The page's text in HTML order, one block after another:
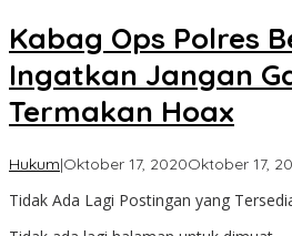
Kabag Ops Polres
Ingatkan Jangan
Termakan Hoax
Hukum|Oktober 17, 2020Oktober 17,
Tidak Ada Lagi Postingan yang